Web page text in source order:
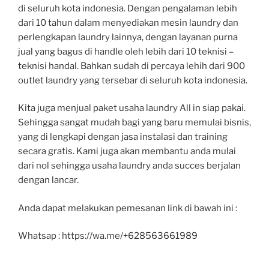
di seluruh kota indonesia. Dengan pengalaman lebih
dari 10 tahun dalam menyediakan mesin laundry dan
perlengkapan laundry lainnya, dengan layanan purna
jual yang bagus di handle oleh lebih dari 10 teknisi –
teknisi handal. Bahkan sudah di percaya lehih dari 900
outlet laundry yang tersebar di seluruh kota indonesia.
Kita juga menjual paket usaha laundry All in siap pakai.
Sehingga sangat mudah bagi yang baru memulai bisnis,
yang di lengkapi dengan jasa instalasi dan training
secara gratis. Kami juga akan membantu anda mulai
dari nol sehingga usaha laundry anda succes berjalan
dengan lancar.
Anda dapat melakukan pemesanan link di bawah ini :
Whatsap : https://wa.me/+628563661989